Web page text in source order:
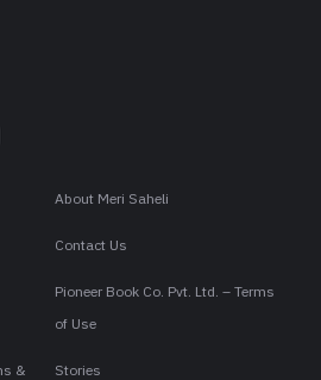
About Meri Saheli
Contact Us
Pioneer Book Co. Pvt. Ltd. – Terms
of Use
& Stories